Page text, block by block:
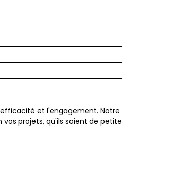
et l'engagement. Notre
projets, qu'ils soient de petite